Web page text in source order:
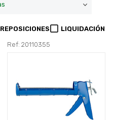
REPOSICIONES LIQUIDACIÓN
Ref: 20110355